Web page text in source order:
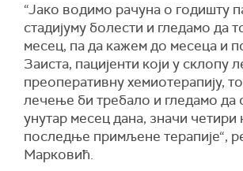
“Јако водимо рачуна о годишту
стадијуму болести и гледамо да
месец, па да кажем до месеца и
Заиста, пацијенти који у склопу
преоперативну хемиотерапију,
лечење би требало и гледамо да
унутар месец дана, значи
последње примљене терапије“,
Марковић.